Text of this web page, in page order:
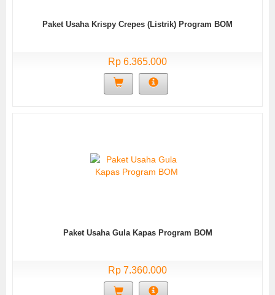
Paket Usaha Krispy Crepes (Listrik) Program BOM
Rp 6.365.000
Paket Usaha Gula Kapas Program BOM
Rp 7.360.000